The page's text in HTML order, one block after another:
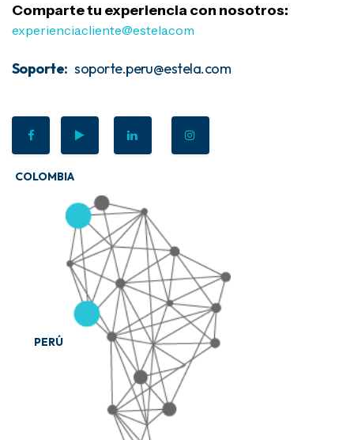
Comparte tu experiencia con nosotros:
experiencia.cliente@estela.com
Soporte: soporte.peru@estela.com
COLOMBIA
PERÚ